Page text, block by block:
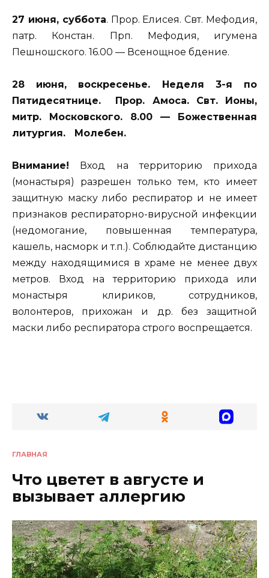
27 июня, суббота. Прор. Елисея. Свт. Мефодия,
патр. Констан. Прп. Мефодия, игумена
Пешношского. 16.00 — Всенощное бдение.
28 июня, воскресенье. Неделя 3-я по
Пятидесятнице. Прор. Амоса. Свт. Ионы,
митр. Московского. 8.00 — Божественная
литургия. Молебен.
Внимание!
Вход на территорию прихода
(монастыря) разрешен только тем, кто имеет
защитную маску либо респиратор и не имеет
признаков респираторно-вирусной инфекции
(недомогание, повышенная температура,
кашель, насморк и т.п.). Соблюдайте дистанцию
между находящимися в храме не менее двух
метров. Вход на территорию прихода или
монастыря клириков, сотрудников,
волонтеров, прихожан и др. без защитной
маски либо респиратора строго воспрещается.
ГЛАВНАЯ
Что цветет в августе и
вызывает аллергию